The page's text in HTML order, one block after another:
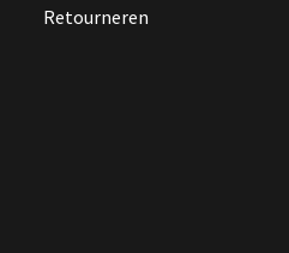
Retourneren